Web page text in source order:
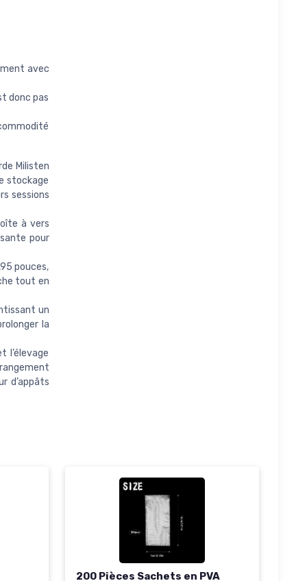
avec
donc pas
Milisten
stockage
sessions
à vers
pour
pouces,
tout en
un
la
l’élevage
d’appâts
200 Pièces Sachets en PVA